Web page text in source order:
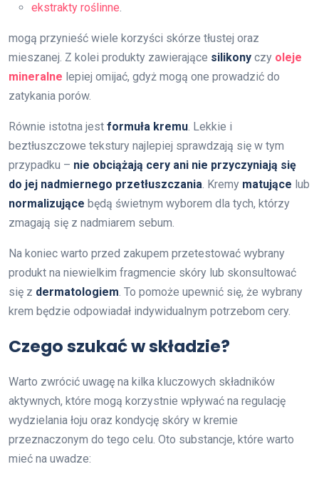
ekstrakty roślinne.
mogą przynieść wiele korzyści skórze tłustej oraz
mieszanej. Z kolei produkty zawierające silikony czy oleje
mineralne lepiej omijać, gdyż mogą one prowadzić do
zatykania porów.
Równie istotna jest formuła kremu. Lekkie i
beztłuszczowe tekstury najlepiej sprawdzają się w tym
przypadku – nie obciążają cery ani nie przyczyniają się
do jej nadmiernego przetłuszczania. Kremy matujące lub
normalizujące będą świetnym wyborem dla tych, którzy
zmagają się z nadmiarem sebum.
Na koniec warto przed zakupem przetestować wybrany
produkt na niewielkim fragmencie skóry lub skonsultować
się z dermatologiem. To pomoże upewnić się, że wybrany
krem będzie odpowiadał indywidualnym potrzebom cery.
Czego szukać w składzie?
Warto zwrócić uwagę na kilka kluczowych składników
aktywnych, które mogą korzystnie wpływać na regulację
wydzielania łoju oraz kondycję skóry w kremie
przeznaczonym do tego celu. Oto substancje, które warto
mieć na uwadze: